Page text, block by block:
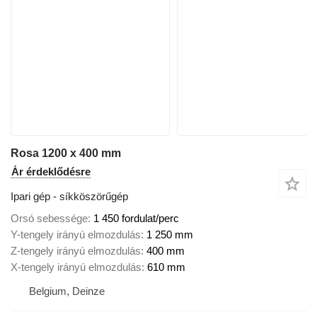
Rosa 1200 x 400 mm
Ár érdeklődésre
Ipari gép - síkköszörűgép
Orsó sebessége 1 450 fordulat/perc
Y-tengely irányú elmozdulás 1 250 mm
Z-tengely irányú elmozdulás 400 mm
X-tengely irányú elmozdulás 610 mm
Belgium, Deinze